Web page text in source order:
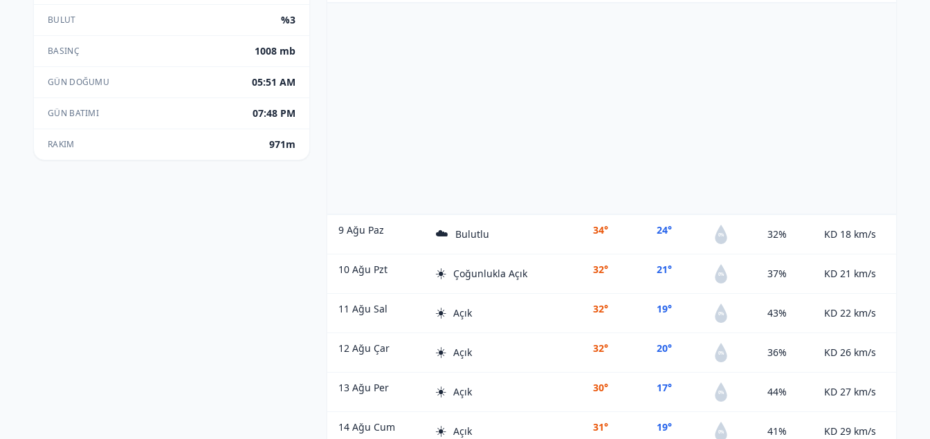
BULUT %3
BASINÇ 1008 mb
GÜN DOĞUMU 05:51 AM
GÜN BATIMI 07:48 PM
RAKIM 971m
9 Ağu Paz ☁️ Bulutlu 34° 24° 0% 32% KD 18 km/s
10 Ağu Pzt ☀️ Çoğunlukla Açık 32° 21° 0% 37% KD 21 km/s
11 Ağu Sal ☀️ Açık 32° 19° 0% 43% KD 22 km/s
12 Ağu Çar ☀️ Açık 32° 20° 0% 36% KD 26 km/s
13 Ağu Per ☀️ Açık 30° 17° 0% 44% KD 27 km/s
14 Ağu Cum ☀️ Açık 31° 19° 0% 41% KD 29 km/s